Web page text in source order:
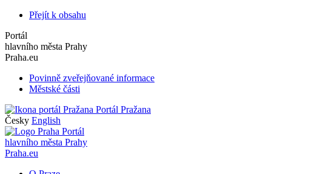
Přejít k obsahu
Portál
hlavního města Prahy
Praha.eu
Povinně zveřejňované informace
Městské části
Portál Pražana
Česky English
Portál
hlavního města Prahy
Praha.eu